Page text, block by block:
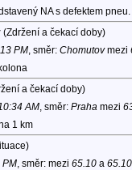
NA s defektem pneu.
(Zdržení a čekací doby)
PM, směr: Chomutovmezi
a čekací doby)
AM, směr: Praha mezi
1 km
PM, směr: mezi 65.10a 65.10